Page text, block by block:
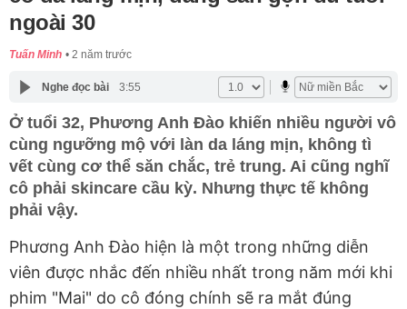
ngoài 30
Tuấn Minh 2 năm trước
Nghe đọc bài 3:55
Ở tuổi 32, Phương Anh Đào khiến nhiều người vô
cùng ngưỡng mộ với làn da láng mịn, không tì
vết cùng cơ thể săn chắc, trẻ trung. Ai cũng nghĩ
cô phải skincare cầu kỳ. Nhưng thực tế không
phải vậy.
Phương Anh Đào hiện là một trong những diễn
viên được nhắc đến nhiều nhất trong năm mới khi
phim "Mai" do cô đóng chính sẽ ra mắt đúng